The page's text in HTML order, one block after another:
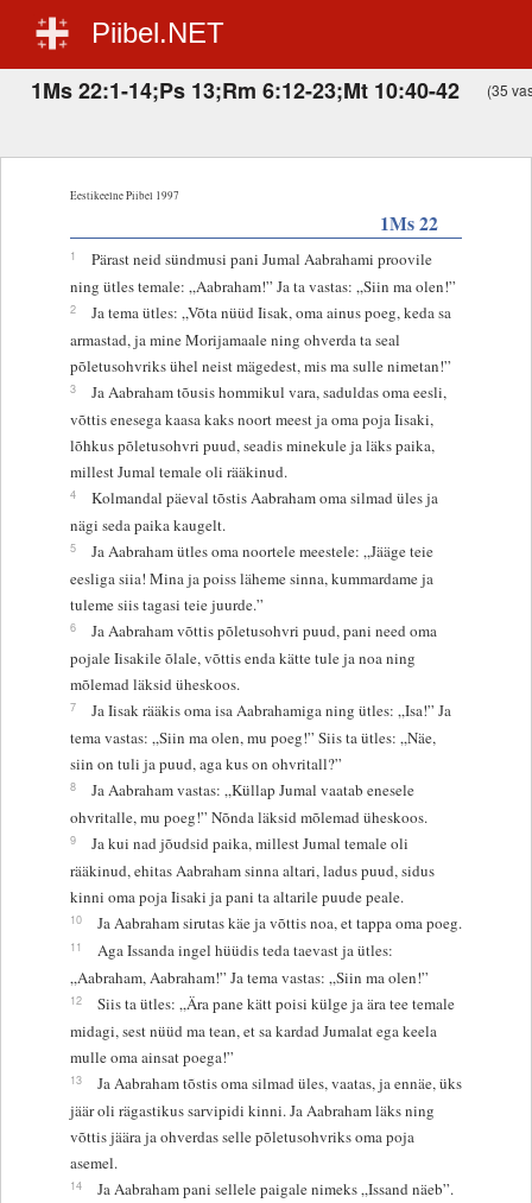
Piibel.NET
1Ms 22:1-14;Ps 13;Rm 6:12-23;Mt 10:40-42 (35
Eestikeelne Piibel 1997
1Ms 22
1
Pärast neid sündmusi pani Jumal Aabrahami proovile
ning ütles temale: „Aabraham!” Ja ta vastas: „Siin ma olen!”
2
Ja tema ütles: „Võta nüüd Iisak, oma ainus poeg, keda sa
armastad, ja mine Morijamaale ning ohverda ta seal
põletusohvriks ühel neist mägedest, mis ma sulle nimetan!”
3
Ja Aabraham tõusis hommikul vara, saduldas oma eesli,
võttis enesega kaasa kaks noort meest ja oma poja Iisaki,
lõhkus põletusohvri puud, seadis minekule ja läks paika,
millest Jumal temale oli rääkinud.
4
Kolmandal päeval tõstis Aabraham oma silmad üles ja
nägi seda paika kaugelt.
5
Ja Aabraham ütles oma noortele meestele: „Jääge teie
eesliga siia! Mina ja poiss läheme sinna, kummardame ja
tuleme siis tagasi teie juurde.”
6
Ja Aabraham võttis põletusohvri puud, pani need oma
pojale Iisakile õlale, võttis enda kätte tule ja noa ning
mõlemad läksid üheskoos.
7
Ja Iisak rääkis oma isa Aabrahamiga ning ütles: „Isa!” Ja
tema vastas: „Siin ma olen, mu poeg!” Siis ta ütles: „Näe,
siin on tuli ja puud, aga kus on ohvritall?”
8
Ja Aabraham vastas: „Küllap Jumal vaatab enesele
ohvritalle, mu poeg!” Nõnda läksid mõlemad üheskoos.
9
Ja kui nad jõudsid paika, millest Jumal temale oli
rääkinud, ehitas Aabraham sinna altari, ladus puud, sidus
kinni oma poja Iisaki ja pani ta altarile puude peale.
10 Ja Aabraham sirutas käe ja võttis noa, et tappa oma poeg.
11
Aga Issanda ingel hüüdis teda taevast ja ütles:
„Aabraham, Aabraham!” Ja tema vastas: „Siin ma olen!”
12
Siis ta ütles: „Ära pane kätt poisi külge ja ära tee temale
midagi, sest nüüd ma tean, et sa kardad Jumalat ega keela
mulle oma ainsat poega!”
13
Ja Aabraham tõstis oma silmad üles, vaatas, ja ennäe, üks
jäär oli rägastikus sarvipidi kinni. Ja Aabraham läks ning
võttis jäära ja ohverdas selle põletusohvriks oma poja
asemel.
14
Ja Aabraham pani sellele paigale nimeks „Issand näeb”.